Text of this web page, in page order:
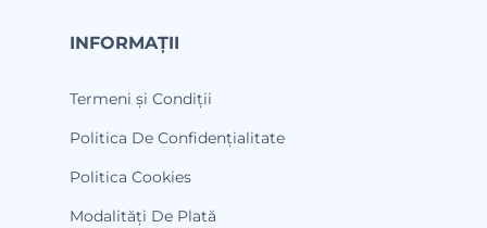
INFORMAȚII
Termeni și Condiții
Politica De Confidențialitate
Politica Cookies
Modalități De Plată